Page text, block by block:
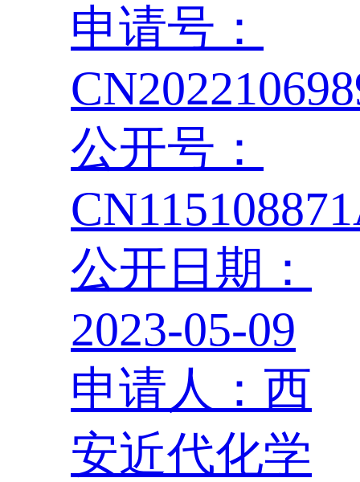
申请号：
公开号：
公开日期：
2023-05-09
申请人：西
安近代化学